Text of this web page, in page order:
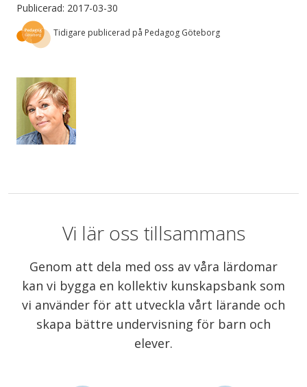
Publicerad: 2017-03-30
Tidigare publicerad på Pedagog Göteborg
Vi lär oss tillsammans
Genom att dela med oss av våra lärdomar
kan vi bygga en kollektiv kunskapsbank som
vi använder för att utveckla vårt lärande och
skapa bättre undervisning för barn och
elever.